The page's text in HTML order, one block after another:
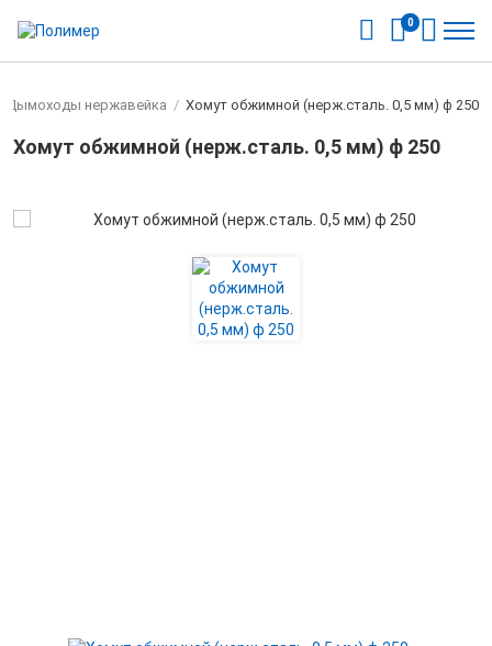
0
Дымоходы нержавейка / Хомут обжимной (нерж.сталь. 0,5 мм) ф 250
Хомут обжимной (нерж.сталь. 0,5 мм) ф 250